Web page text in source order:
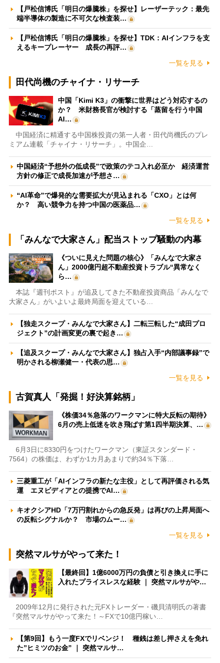
【戸松信博氏「明日の爆騰株」を探せ】レーザーテック：最先
端半導体の製造に不可欠な検査装…
【戸松信博氏「明日の爆騰株」を探せ】TDK：AIインフラを支
えるキープレーヤー 成長の再評…
一覧を見る
田代尚機のチャイナ・リサーチ
中国「Kimi K3」の衝撃に世界はどう対応するの
か？ 米財務長官が検討する「蒸留を行う中国
AI…
中国経済に精通する中国株投資の第一人者・田代尚機氏のプレ
ミアム連載「チャイナ・リサーチ」。中国企…
中国経済“予想外の低成長”で政策のテコ入れ必至か 経済運営
方針の修正で成長加速が予想さ…
“AI革命”で爆発的な需要拡大が見込まれる「CXO」とは何
か？ 高い競争力を持つ中国の医薬品…
一覧を見る
「みんなで大家さん」配当ストップ騒動の内幕
《ついに見えた問題の核心》「みんなで大家さ
ん」2000億円超不動産投資トラブル“異常なく
ら…
本誌『週刊ポスト』が追及してきた不動産投資商品「みんなで
大家さん」がいよいよ最終局面を迎えている…
【独走スクープ・みんなで大家さん】二転三転した“成田プロ
ジェクト”の計画変更の裏で起き…
【追及スクープ・みんなで大家さん】独占入手“内部議事録”で
明かされる柳瀬健一・代表の思…
一覧を見る
古賀真人「発掘！好決算銘柄」
《株価34％急落のワークマンに特大反転の期待》
6月の売上低迷を吹き飛ばす第1四半期決算、…
6月3日に8330円をつけたワークマン（東証スタンダード・
7564）の株価は、わずか1カ月あまりで約34％下落…
三菱重工が「AIインフラの新たな主役」として再評価される気
運 エヌビディアとの提携でAI…
キオクシアHD「7万円割れからの急反発」は再びの上昇局面へ
の反転シグナルか？ 市場のムー…
一覧を見る
突然マルサがやって来た！
【最終回】1億6000万円の負債と引き換えに手に
入れたプライスレスな経験 ｜ 突然マルサがや…
2009年12月に発行された元FXトレーダー・磯貝清明氏の著書
『突然マルサがやって来た！～FXで10億円稼い…
【第9回】もう一度FXでリベンジ！ 種銭は差し押さえを免れ
た”ヒミツのお金” ｜ 突然マルサ…